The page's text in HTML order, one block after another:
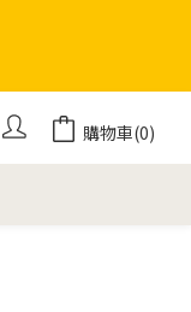
購物車(0)